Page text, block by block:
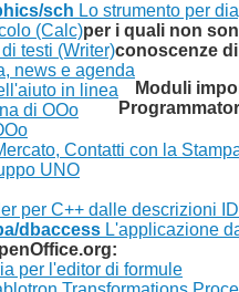
sch Lo strumento per
(Calc)
testi (Writer)
news e agenda
per i quali non
conoscenze
in linea
di OOo
Contatti con la
Moduli
UNO
per C++ dalle descrizioni
dbaccess L'applicazione
per l'editor di formule